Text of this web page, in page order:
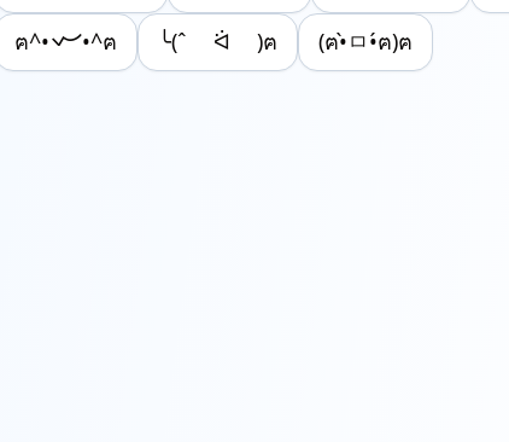
ฅ^•‎𐋣•^ฅ ╰(ˆ ᐛ )ฅ (ฅ•̀ㅁ•́ฅ)ฅ